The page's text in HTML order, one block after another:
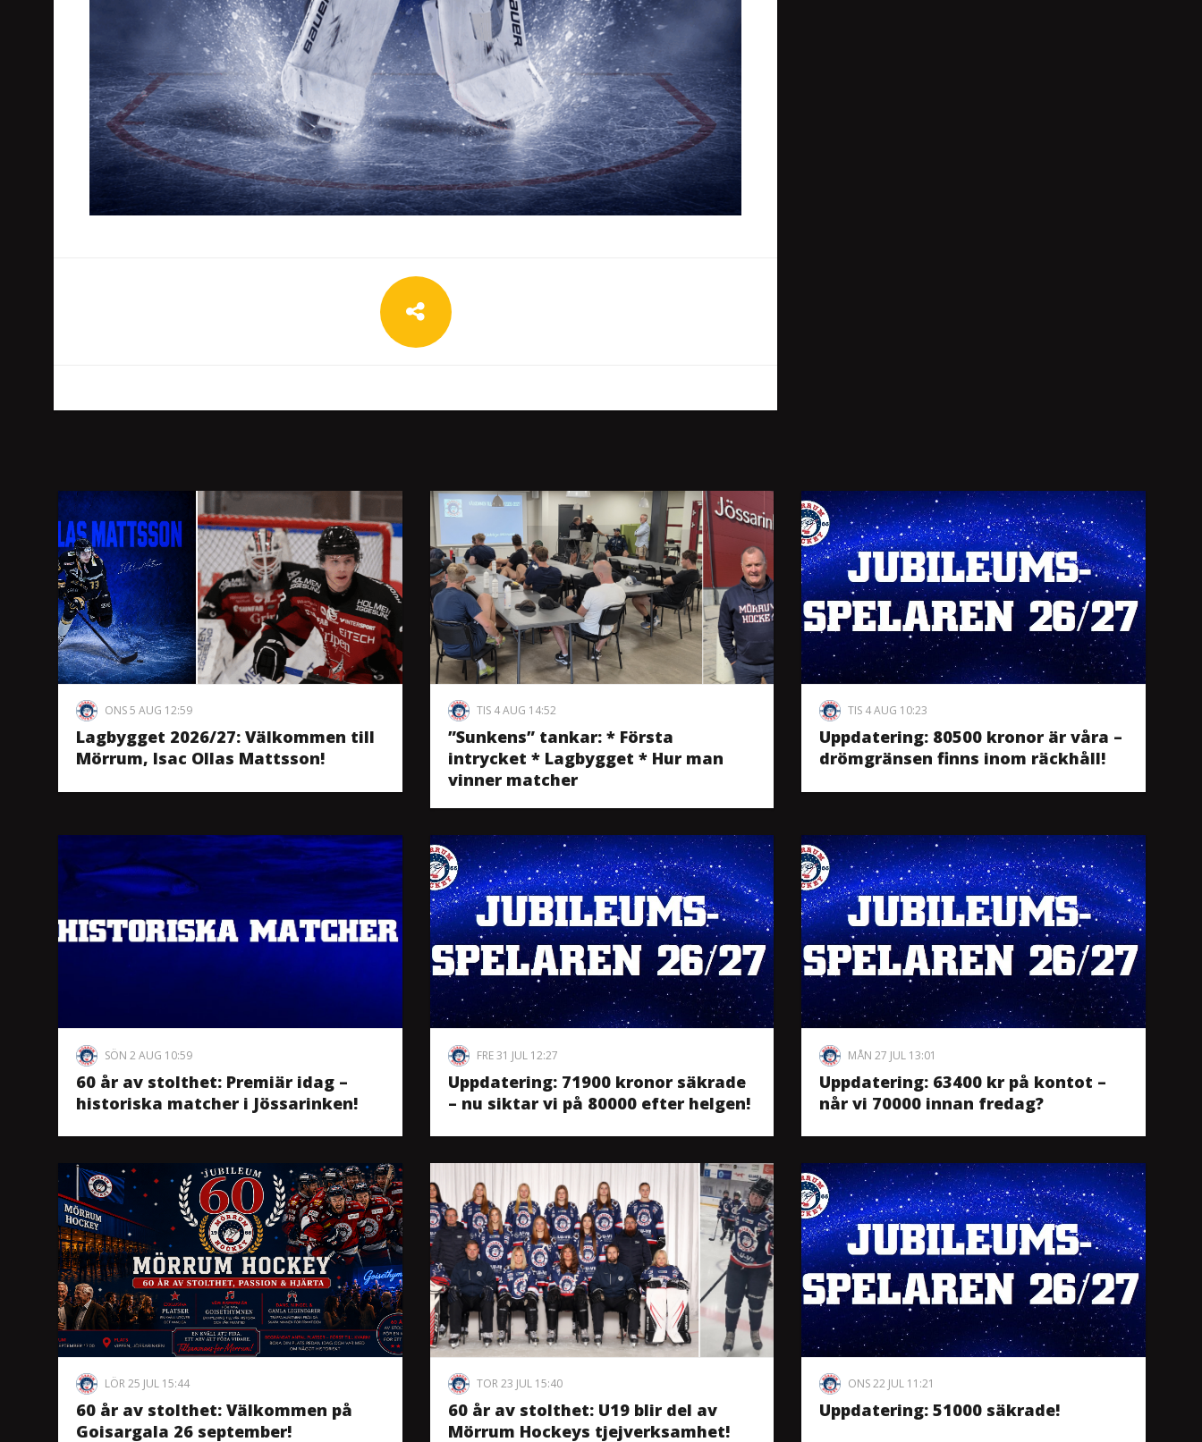
ONS 5 AUG 12:59
Lagbygget 2026/27: Välkommen till
Mörrum, Isac Ollas Mattsson!
TIS 4 AUG 14:52
”Sunkens” tankar: * Första
intrycket * Lagbygget * Hur man
vinner matcher
TIS 4 AUG 10:23
Uppdatering: 80500 kronor är våra –
drömgränsen finns inom räckhåll!
SÖN 2 AUG 10:59
60 år av stolthet: Premiär idag –
historiska matcher i Jössarinken!
FRE 31 JUL 12:27
Uppdatering: 71900 kronor säkrade
– nu siktar vi på 80000 efter helgen!
MÅN 27 JUL 13:01
Uppdatering: 63400 kr på kontot –
når vi 70000 innan fredag?
LÖR 25 JUL 15:44
60 år av stolthet: Välkommen på
Goisargala 26 september!
TOR 23 JUL 15:40
60 år av stolthet: U19 blir del av
Mörrum Hockeys tjejverksamhet!
ONS 22 JUL 11:21
Uppdatering: 51000 säkrade!